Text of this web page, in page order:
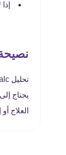
يحتاج
العلاج